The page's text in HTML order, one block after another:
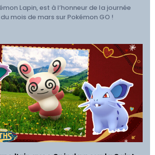
Lapin, est à l’honneur de la journée
mois de mars sur Pokémon GO !